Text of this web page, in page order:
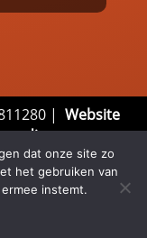
| Website
| Algemene
dat onze site zo
het gebruiken van
instemt.